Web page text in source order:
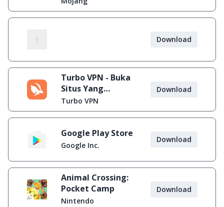
Download
Turbo VPN - Buka
Situs Yang
Diblokir
Turbo VPN
Download
Google Play Store
Google Inc.
Download
Animal Crossing:
Pocket Camp
Nintendo
Download